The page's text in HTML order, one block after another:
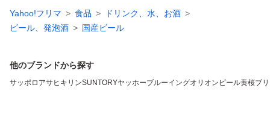
Yahoo!フリマ 食品
ドリンク、水、お酒
ビール、発泡酒
国産ビール
他のブランドから探す
サッポロ アサヒ キリンSUNTORYヤッホーブルーイングオリオンビール黄桜ブ